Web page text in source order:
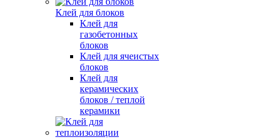
Клей для блоков
Клей для
газобетонных
блоков
Клей для ячеистых
блоков
Клей для
керамических
блоков / теплой
керамики